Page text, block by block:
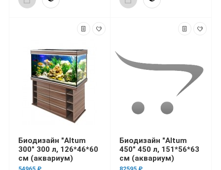
Биодизайн "Altum
300" 300 л, 126*46*60
см (аквариум)
Биодизайн "Altum
450" 450 л, 151*56*63
см (аквариум)